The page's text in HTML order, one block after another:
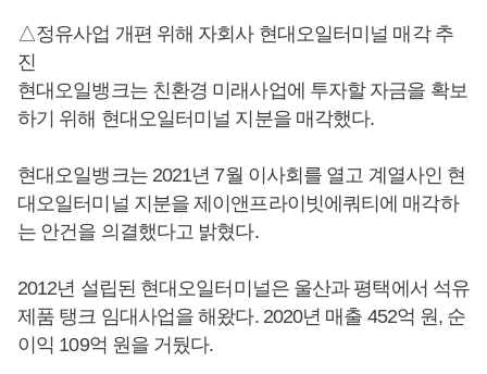
△정유사업 개편 위해 자회사 현대오일터미널 매각 추
진
현대오일뱅크는 친환경 미래사업에 투자할 자금을 확보
하기 위해 현대오일터미널 지분을 매각했다.
현대오일뱅크는 2021년 7월 이사회를 열고 계열사인 현
대오일터미널 지분을 제이앤프라이빗에쿼티에 매각하
는 안건을 의결했다고 밝혔다.
2012년 설립된 현대오일터미널은 울산과 평택에서 석유
제품 탱크 임대사업을 해왔다. 2020년 매출 452억 원, 순
이익 109억 원을 거뒀다.